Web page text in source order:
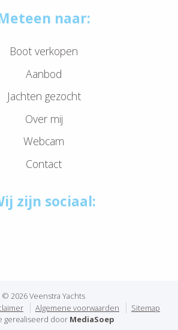
naar:
Boot verkopen
Aanbod
Jachten gezocht
Over mij
Webcam
Contact
zijn sociaal:
© 2026 Veenstra Yachts
Algemene voorwaarden
Sitemap
gerealiseerd door MediaSoep